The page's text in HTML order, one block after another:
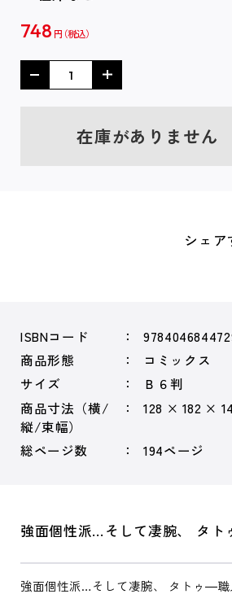
748 円
在庫がありません
シェア
ISBNコード
商品形態
コミックス
サイズ
Ｂ６判
商品寸法（横/
縦/束幅）
128 × 182 ×
総ページ数 194ページ
強面個性派…そして凄腕、 タト
強面個性派…そして凄腕、 タトゥ―職